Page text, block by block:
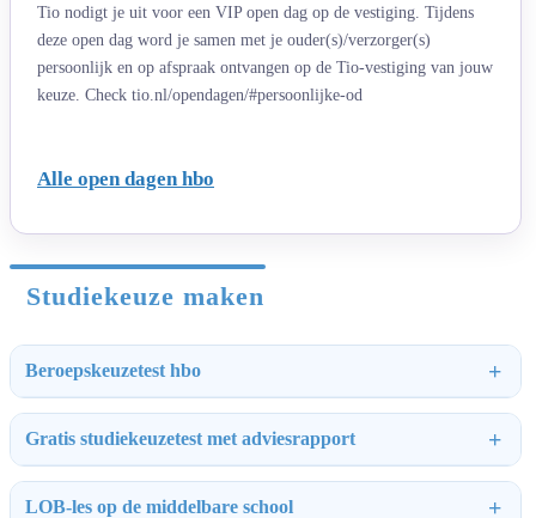
Tio nodigt je uit voor een VIP open dag op de vestiging. Tijdens
deze open dag word je samen met je ouder(s)/verzorger(s)
persoonlijk en op afspraak ontvangen op de Tio-vestiging van jouw
keuze. Check tio.nl/opendagen/#persoonlijke-od
Alle open dagen hbo
Studiekeuze maken
Beroepskeuzetest hbo
Gratis studiekeuzetest met adviesrapport
LOB-les op de middelbare school